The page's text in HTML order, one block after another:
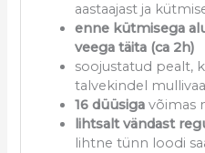
aastaajast ja
enne kütmisega
veega täita (ca 2h)
soojustatud pealt,
talvekindel
16 düüsiga võimas
lihtsalt vändast
lihtne tünn loodi